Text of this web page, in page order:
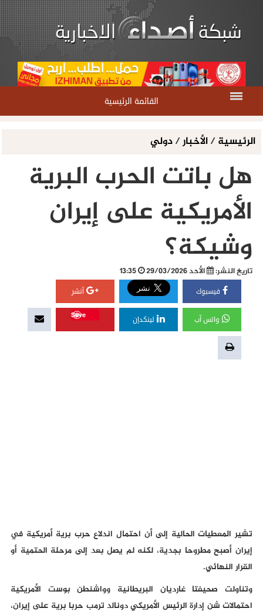
القائمة الرئيسية
الرئيسية/الأخبار/دولي
هل باتت الحرب البرية
الأمريكية على إيران
وشيكة؟
تاريخ النشر: الأحد 29/03/2026
فيسبوك أنشر
واتس آب لينكدإن
Save
تشير المعطيات الحالية إلى أن احتمال اندلاع حرب برية أمريكية في
إيران أصبح مطروحا بجدية، لكنه لم يصل بعد إلى مرحلة الحتمية أو
القرار النهائي.
وتناولت صحيفتا غارديان البريطانية وواشنطن بوست الأمريكية
احتمالات شن إدارة الرئيس الأمريكي دونالد ترمب حربا برية على إيران،